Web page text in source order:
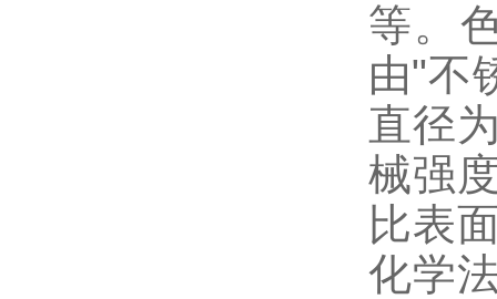
等。
由"不
直径
械强
比表
化学